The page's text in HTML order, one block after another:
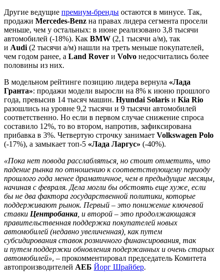
Другие ведущие премиум-бренды остаются в минусе. Так,
продажи Mercedes-Benz на правах лидера сегмента просели
меньше, чем у остальных: в июне реализовано 3,8 тысячи
автомобилей (-18%). Как BMW (2,1 тысячи а/м), так
и Audi (2 тысячи а/м) нашли на треть меньше покупателей,
чем годом ранее, а Land Rover и Volvo недосчитались более
половины из них.
В модельном рейтинге позицию лидера вернула «Лада
Гранта»: продажи модели выросли на 8% к июню прошлого
года, превысив 14 тысяч машин. Hyundai Solaris и Kia Rio
разошлись на уровне 9,2 тысячи и 9 тысячи автомобилей
соответственно. Но если в первом случае снижение спроса
составило 12%, то во втором, напротив, зафиксирована
прибавка в 3%. Четвертую строчку занимает Volkswagen Polo
(-17%), а замыкает топ-5 «Лада Ларгус» (-40%).
«Пока нет повода расслабляться, но стоит отметить, что
падение рынка по отношению к соответствующему периоду
прошлого года менее драматичное, чем в предыдущие месяцы,
начиная с февраля. Дела могли бы обстоять еще хуже, если
бы не два фактора государственной политики, которые
поддерживают рынок. Первый – это понижение ключевой
ставки Центробанка , и второй – это продолжающаяся
правительственная поддержка покупателей новых
автомобилей (недавно увеличенная), как путем
субсидирования ставок розничного финансирования, так
и путем поддержки обновления подержанных и очень старых
автомобилей», – прокомментировал председатель Комитета
автопроизводителей АЕБ Йорг Шрайбер.